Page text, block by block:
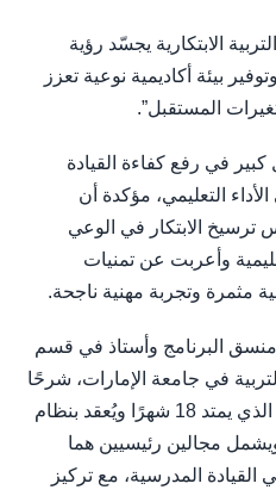
الابتكارية يجسّد رؤية
بيئة أكاديمية نوعية تعزز
المستقبل”.
في رفع كفاءة القيادة
الأداء التعليمي، مؤكدة أن
ترسيخ الابتكار في الوعي
وأعربت عن تمنيات
مثمرة وتجربة مهنية ناجحة.
البرنامج وأستاذ في قسم
في جامعة الإمارات، شرحًا
حول الخطة الأكاديمية للبرنامج الذي يمتد 18 شهرًا ويُعقد بنظام
مجالين رئيسيين هما
القيادة المدرسية، مع تركيز